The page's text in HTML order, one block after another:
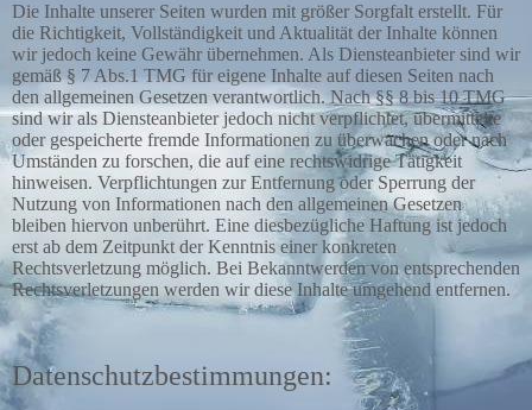
Die Inhalte unserer Seiten wurden mit größer Sorgfalt erstellt. Für
die Richtigkeit, Vollständigkeit und Aktualität der Inhalte können
wir jedoch keine Gewähr übernehmen. Als Diensteanbieter sind wir
gemäß § 7 Abs.1 TMG für eigene Inhalte auf diesen Seiten nach
den allgemeinen Gesetzen verantwortlich. Nach §§ 8 bis 10 TMG
sind wir als Diensteanbieter jedoch nicht verpflichtet, übermittelte
oder gespeicherte fremde Informationen zu überwachen oder nach
Umständen zu forschen, die auf eine rechtswidrige Tätigkeit
hinweisen. Verpflichtungen zur Entfernung oder Sperrung der
Nutzung von Informationen nach den allgemeinen Gesetzen
bleiben hiervon unberührt. Eine diesbezügliche Haftung ist jedoch
erst ab dem Zeitpunkt der Kenntnis einer konkreten
Rechtsverletzung möglich. Bei Bekanntwerden von entsprechenden
Rechtsverletzungen werden wir diese Inhalte umgehend entfernen.
Datenschutzbestimmungen: